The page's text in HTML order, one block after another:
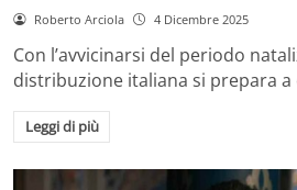
Roberto Arciola 4 Dicembre 2025
Con l’avvicinarsi del periodo
distribuzione italiana si prepara
Leggi di più